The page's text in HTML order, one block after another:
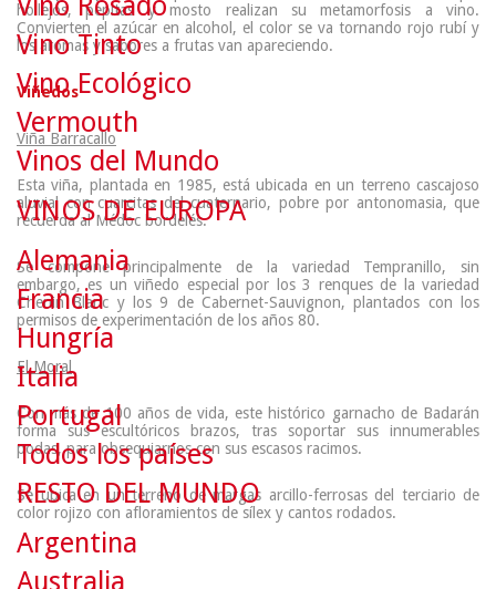
hollejos, pepitas y mosto realizan su metamorfosis a vino.
Convierten el azúcar en alcohol, el color se va tornando rojo rubí y
los aromas y sabores a frutas van apareciendo.
Viñedos
Viña Barracallo
Esta viña, plantada en 1985, está ubicada en un terreno cascajoso
aluvial con cuarcitas del cuaternario, pobre por antonomasia, que
recuerda al Médoc bordelés.
Se compone principalmente de la variedad Tempranillo, sin
embargo, es un viñedo especial por los 3 renques de la variedad
Chenin Blanc y los 9 de Cabernet-Sauvignon, plantados con los
permisos de experimentación de los años 80.
El Moral
Con más de 100 años de vida, este histórico garnacho de Badarán
forma sus escultóricos brazos, tras soportar sus innumerables
podas, para obsequiarnos con sus escasos racimos.
Se ubica en un terreno de margas arcillo-ferrosas del terciario de
color rojizo con afloramientos de sílex y cantos rodados.
Vino Tinto
Vino Ecológico
Vermouth
Vinos del Mundo
VINOS DE EUROPA
Alemania
Francia
Hungría
Italia
Portugal
Todos los países
RESTO DEL MUNDO
Argentina
Australia